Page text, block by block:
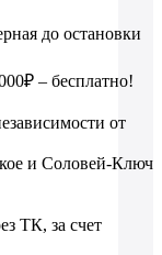
до остановки
– бесплатно!
от
и Соловей-Ключ
ТК, за счет